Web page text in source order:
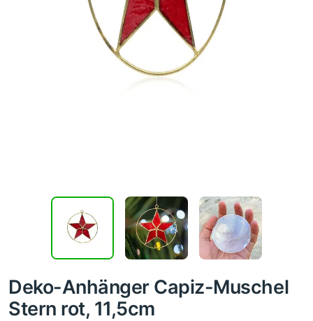
Deko-Anhänger Capiz-Muschel
Stern rot, 11,5cm